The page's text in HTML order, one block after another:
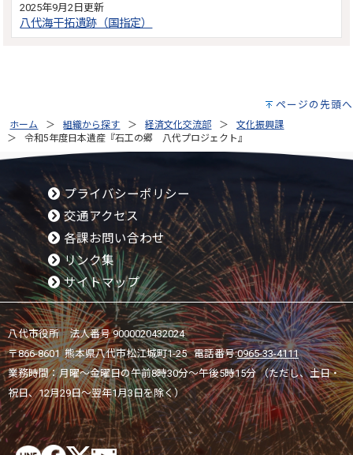
2025年9月2日更新
八代海干拓遺跡（国指定）
ページの先頭へ
ホーム 組織から探す 経済文化交流部
文化振興課
令和5年度日本遺産『石工の郷 八代プロジェクト』
プライバシーポリシー
交通アクセス
各課お問い合わせ
リンク集
サイトマップ
八代市役所 法人番号 9000020432024
〒866-8601 熊本県八代市松江城町1-25 電話番号:0965-33-4111
業務時間：月曜～金曜日の午前8時30分～午後5時15分 （ただし、土日・
祝日、12月29日～翌年1月3日を除く）